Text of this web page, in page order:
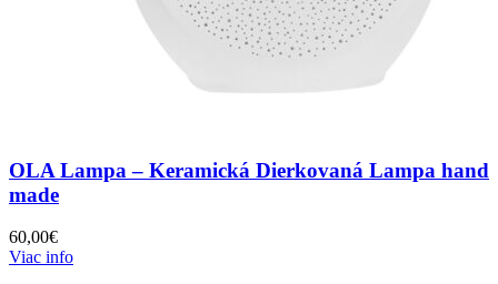
OLA Lampa – Keramická Dierkovaná Lampa hand
made
60,00€
Viac info